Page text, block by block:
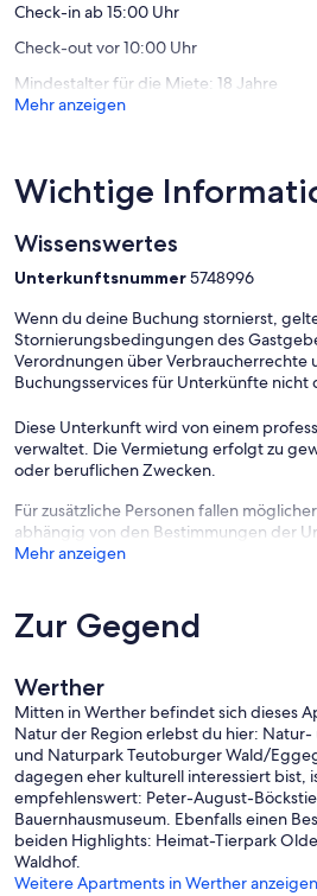
Check-in ab 15:00 Uhr
Check-out vor 10:00 Uhr
Mindestalter für die Miete: 18 Jahre
Mehr anzeigen
Wichtige
Wissenswertes
Unterkunftsnummer5748996
Wenn du deine Buchung stornierst,
Stornierungsbedingungen des
Verordnungen über Verbraucherrechte
Buchungsservices für Unterkünfte
Diese Unterkunft wird von einem
verwaltet. Die Vermietung erfolgt zu
oder beruflichen Zwecken.
Für zusätzliche Personen fallen
abhängig von den Bestimmungen der
Mehr anzeigen
Zur Gegend
Werther
Mitten in Werther befindet sich dieses
Natur der Region erlebst du hier: Natur-
und Naturpark Teutoburger Wald/
dagegen eher kulturell interessiert bist,
empfehlenswert: Peter-August-
Bauernhausmuseum. Ebenfalls einen
beiden Highlights: Heimat-Tierpark
Waldhof.
Weitere Apartments in Werther anzeigen